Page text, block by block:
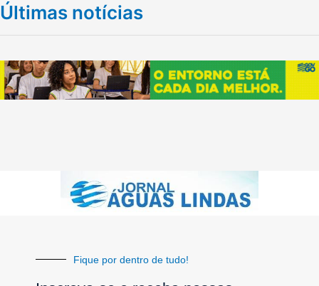
Últimas notícias
Fique por dentro de tudo!